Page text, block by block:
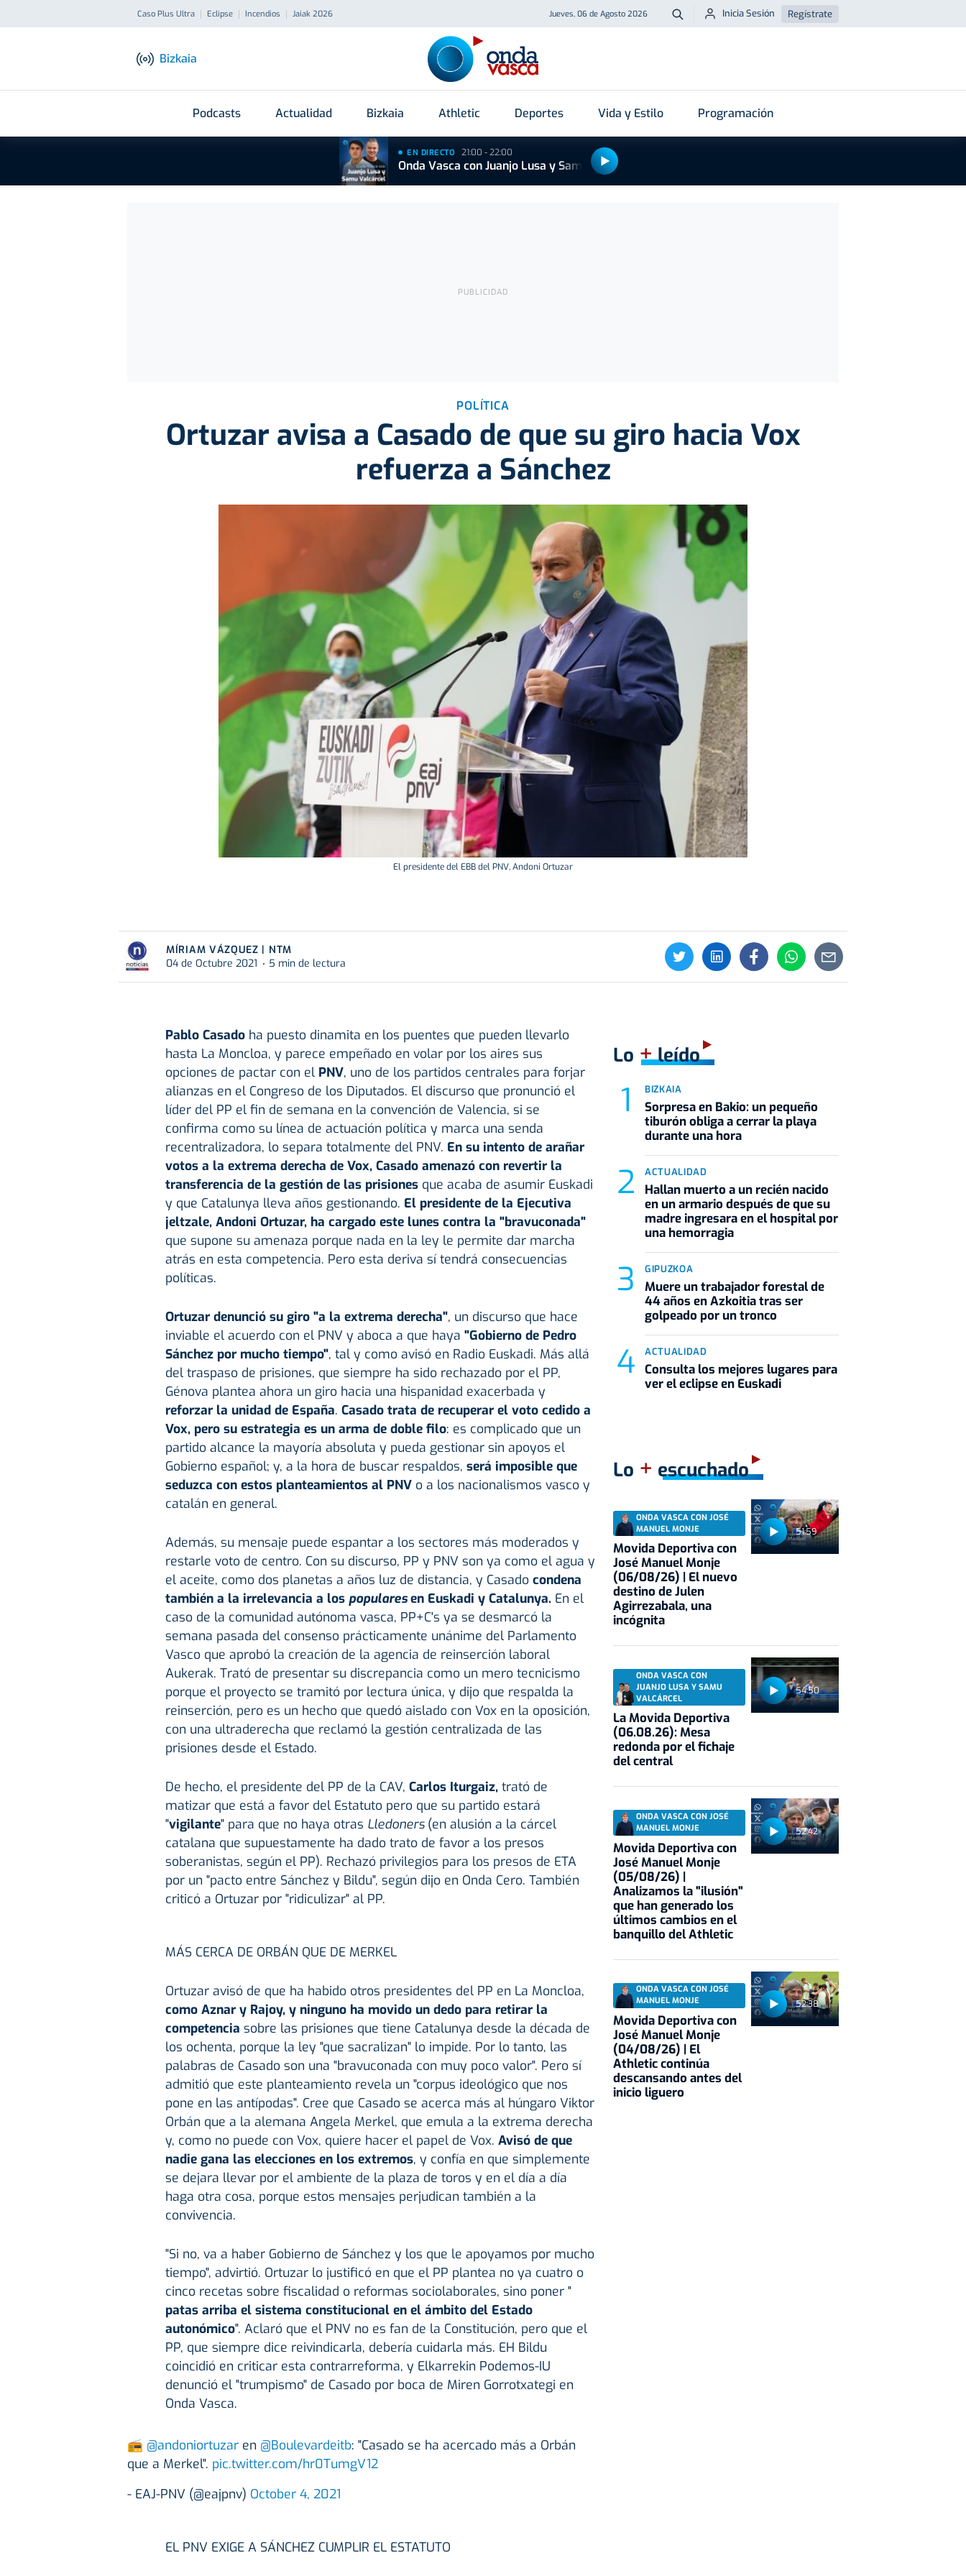
Caso Plus Ultra Eclipse Incendios Jaiak 2026 Jueves, 06 de Agosto 2026 Buscar
Inicia Sesión Regístrate
Bizkaia
Podcasts Actualidad Bizkaia Athletic Deportes Vida y Estilo Programación
EN DIRECTO 21:00 - 22:00
Onda Vasca con Juanjo Lusa y Samu Valcárcel
POLÍTICA
Ortuzar avisa a Casado de que su giro hacia Vox
refuerza a Sánchez
El presidente del EBB del PNV, Andoni Ortuzar
MÍRIAM VÁZQUEZ | NTM
04 de Octubre 2021
5 min de lectura
Pablo Casadoha puesto dinamita en los puentes que pueden llevarlo
hasta La Moncloa, y parece empeñado en volar por los aires sus
opciones de pactar con el PNV, uno de los partidos centrales para forjar
alianzas en el Congreso de los Diputados. El discurso que pronunció el
líder del PP el fin de semana en la convención de Valencia, si se
confirma como su línea de actuación política y marca una senda
recentralizadora, lo separa totalmente del PNV. En su intento de arañar
votos a la extrema derecha de Vox, Casado amenazó con revertir la
transferencia de la gestión de las prisiones que acaba de asumir Euskadi
y que Catalunya lleva años gestionando. El presidente de la Ejecutiva
jeltzale, Andoni Ortuzar, ha cargado este lunes contra la "bravuconada"
que supone su amenaza porque nada en la ley le permite dar marcha
atrás en esta competencia. Pero esta deriva sí tendrá consecuencias
políticas.
Ortuzar denunció su giro "a la extrema derecha", un discurso que hace
inviable el acuerdo con el PNV y aboca a que haya "Gobierno de Pedro
Sánchez por mucho tiempo", tal y como avisó en Radio Euskadi. Más allá
del traspaso de prisiones, que siempre ha sido rechazado por el PP,
Génova plantea ahora un giro hacia una hispanidad exacerbada y
reforzar la unidad de España. Casado trata de recuperar el voto cedido a
Vox, pero su estrategia es un arma de doble filo: es complicado que un
partido alcance la mayoría absoluta y pueda gestionar sin apoyos el
Gobierno español; y, a la hora de buscar respaldos, será imposible que
seduzca con estos planteamientos al PNV o a los nacionalismos vasco y
catalán en general.
Además, su mensaje puede espantar a los sectores más moderados y
restarle voto de centro. Con su discurso, PP y PNV son ya como el agua y
el aceite, como dos planetas a años luz de distancia, y Casado condena
también a la irrelevancia a los popularesen Euskadi y Catalunya. En el
caso de la comunidad autónoma vasca, PP+C's ya se desmarcó la
semana pasada del consenso prácticamente unánime del Parlamento
Vasco que aprobó la creación de la agencia de reinserción laboral
Aukerak. Trató de presentar su discrepancia como un mero tecnicismo
porque el proyecto se tramitó por lectura única, y dijo que respalda la
reinserción, pero es un hecho que quedó aislado con Vox en la oposición,
con una ultraderecha que reclamó la gestión centralizada de las
prisiones desde el Estado.
De hecho, el presidente del PP de la CAV, Carlos Iturgaiz,trató de
matizar que está a favor del Estatuto pero que su partido estará
"vigilante" para que no haya otras Lledoners (en alusión a la cárcel
catalana que supuestamente ha dado trato de favor a los presos
soberanistas, según el PP). Rechazó privilegios para los presos de ETA
por un "pacto entre Sánchez y Bildu", según dijo en Onda Cero. También
criticó a Ortuzar por "ridiculizar" al PP.
MÁS CERCA DE ORBÁN QUE DE MERKEL
Ortuzar avisó de que ha habido otros presidentes del PP en La Moncloa,
como Aznar y Rajoy, y ninguno ha movido un dedo para retirar la
competencia sobre las prisiones que tiene Catalunya desde la década de
los ochenta, porque la ley "que sacralizan" lo impide. Por lo tanto, las
palabras de Casado son una "bravuconada con muy poco valor". Pero sí
admitió que este planteamiento revela un "corpus ideológico que nos
pone en las antípodas". Cree que Casado se acerca más al húngaro Viktor
Orbán que a la alemana Angela Merkel, que emula a la extrema derecha
y, como no puede con Vox, quiere hacer el papel de Vox. Avisó de que
nadie gana las elecciones en los extremos, y confía en que simplemente
se dejara llevar por el ambiente de la plaza de toros y en el día a día
haga otra cosa, porque estos mensajes perjudican también a la
convivencia.
"Si no, va a haber Gobierno de Sánchez y los que le apoyamos por mucho
tiempo", advirtió. Ortuzar lo justificó en que el PP plantea no ya cuatro o
cinco recetas sobre fiscalidad o reformas sociolaborales, sino poner "
patas arriba el sistema constitucional en el ámbito del Estado
autonómico". Aclaró que el PNV no es fan de la Constitución, pero que el
PP, que siempre dice reivindicarla, debería cuidarla más. EH Bildu
coincidió en criticar esta contrarreforma, y Elkarrekin Podemos-IU
denunció el "trumpismo" de Casado por boca de Miren Gorrotxategi en
Onda Vasca.
📻 @andoniortuzar en @Boulevardeitb: "Casado se ha acercado más a Orbán
que a Merkel". pic.twitter.com/hr0TumgV12
- EAJ-PNV (@eajpnv) October 4, 2021
EL PNV EXIGE A SÁNCHEZ CUMPLIR EL ESTATUTO
Lo +leído
BIZKAIA
Sorpresa en Bakio: un pequeño
tiburón obliga a cerrar la playa
durante una hora
ACTUALIDAD
Hallan muerto a un recién nacido
en un armario después de que su
madre ingresara en el hospital por
una hemorragia
GIPUZKOA
Muere un trabajador forestal de
44 años en Azkoitia tras ser
golpeado por un tronco
ACTUALIDAD
Consulta los mejores lugares para
ver el eclipse en Euskadi
Lo + escuchado
51:59
ONDA VASCA CON JOSÉ
MANUEL MONJE
Movida Deportiva con
José Manuel Monje
(06/08/26) | El nuevo
destino de Julen
Agirrezabala, una
incógnita
54:50
ONDA VASCA CON
JUANJO LUSA Y SAMU
VALCÁRCEL
La Movida Deportiva
(06.08.26): Mesa
redonda por el fichaje
del central
52:42
ONDA VASCA CON JOSÉ
MANUEL MONJE
Movida Deportiva con
José Manuel Monje
(05/08/26) |
Analizamos la "ilusión"
que han generado los
últimos cambios en el
banquillo del Athletic
52:38
ONDA VASCA CON JOSÉ
MANUEL MONJE
Movida Deportiva con
José Manuel Monje
(04/08/26) | El
Athletic continúa
descansando antes del
inicio liguero